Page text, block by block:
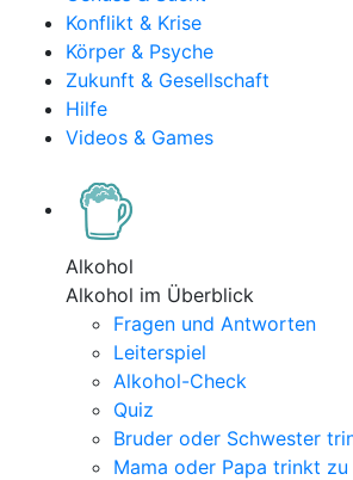
Konflikt & Krise
Körper & Psyche
Zukunft & Gesellschaft
Hilfe
Videos & Games
Alkohol
Alkohol im Überblick
Fragen und Antworten
Leiterspiel
Alkohol-Check
Quiz
Bruder oder Schwester
Mama oder Papa trinkt